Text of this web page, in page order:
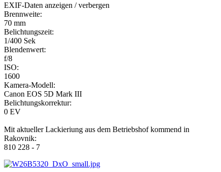
EXIF-Daten anzeigen / verbergen
Brennweite:
70 mm
Belichtungszeit:
1/400 Sek
Blendenwert:
f/8
ISO:
1600
Kamera-Modell:
Canon EOS 5D Mark III
Belichtungskorrektur:
0 EV
Mit aktueller Lackieriung aus dem Betriebshof kommend in
Rakovnik:
810 228 - 7